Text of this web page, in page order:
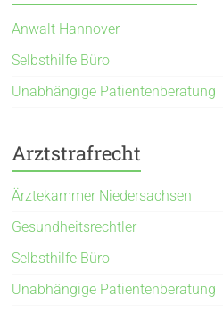
Anwalt Hannover
Selbsthilfe Büro
Unabhängige Patientenberatung
Arztstrafrecht
Ärztekammer Niedersachsen
Gesundheitsrechtler
Selbsthilfe Büro
Unabhängige Patientenberatung